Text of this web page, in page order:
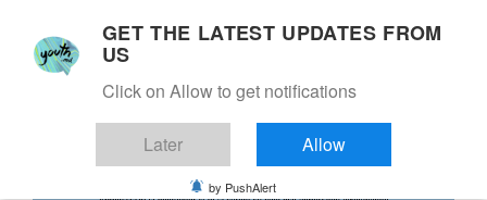
GET THE LATEST UPDATES FROM
US
Click on Allow to get notifications
Later Allow
by PushAlert